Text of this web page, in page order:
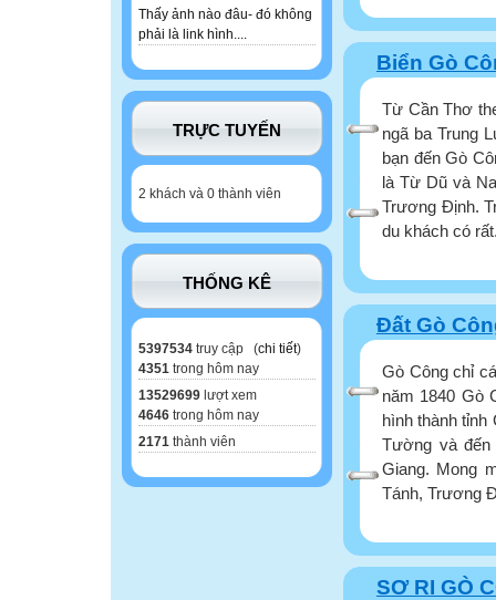
Thấy ảnh nào đâu- đó không
phải là link hình....
TRỰC TUYẾN
2 khách và 0 thành viên
THỐNG KÊ
5397534 truy cập (chi tiết)
4351 trong hôm nay
13529699 lượt xem
4646 trong hôm nay
2171 thành viên
Biển Gò
Từ Cần Thơ
ngã ba Trung
bạn đến Gò
là Từ Dũ và
Trương Định.
du khách có
Đất Gò
Gò Công chỉ
năm 1840 Gò
hình thành tỉnh
Tường và đến
Giang. Mong
Tánh, Trương
SƠ RI GÒ